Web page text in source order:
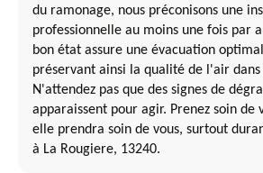
du ramonage, nous préconisons une
professionnelle au moins une fois par
bon état assure une évacuation
préservant ainsi la qualité de l'air
N'attendez pas que des signes de
apparaissent pour agir. Prenez soin de
elle prendra soin de vous, surtout
à La Rougiere, 13240.